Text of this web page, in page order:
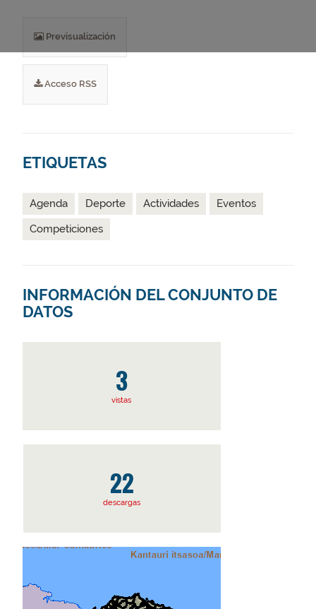
Previsualización
Acceso RSS
ETIQUETAS
Agenda Deporte Actividades
Eventos
Competiciones
INFORMACIÓN DEL CONJUNTO DE
DATOS
3
vistas
22
descargas